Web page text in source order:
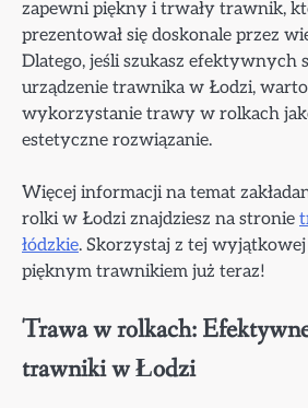
zapewni piękny i trwały trawnik,
prezentował się doskonale przez
Dlatego, jeśli szukasz efektywnych
urządzenie trawnika w Łodzi,
wykorzystanie trawy w rolkach
estetyczne rozwiązanie.
Więcej informacji na temat
rolki w Łodzi znajdziesz na stronie
łódzkie. Skorzystaj z tej
pięknym trawnikiem już teraz!
Trawa w rolkach:
trawniki w Łodzi